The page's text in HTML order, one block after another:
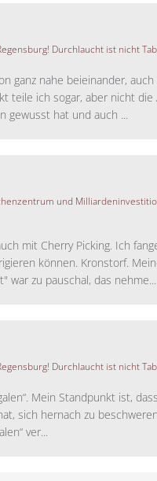
Durchlaucht ist nicht
ganz nahe beieinander,
teile ich sogar, aber nicht die
gewusst hat und auch ...
und
mit Cherry Picking. Ich
können. Kronstorf.
war zu pauschal, das nehme...
Durchlaucht ist nicht
Mein Standpunkt ist,
sich hernach zu
ver...